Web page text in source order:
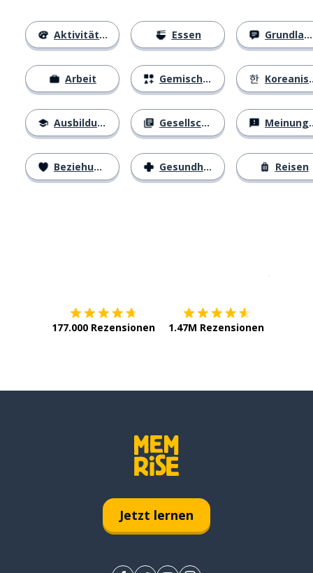
Aktivitäten
Arbeit
Ausbildung
Beziehungen
Essen
Gemischtes
Gesellschaft
Gesundheit
Grundlagen
Koreanisches Alphabet
Meinungen
Reisen
177.000 Rezensionen 1.47M Rezensionen
Jetzt lernen